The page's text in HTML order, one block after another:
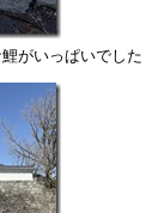
がいっぱいでした